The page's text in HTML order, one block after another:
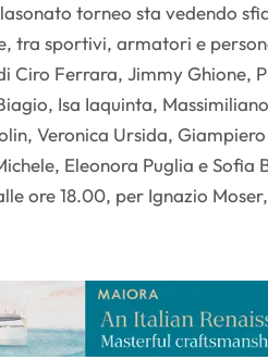
torneo sta vedendo
tra sportivi, armatori e
Ciro Ferrara, Jimmy Ghione,
Isa Iaquinta,
Veronica Ursida,
Eleonora Puglia e Sofia
ore 18.00, per Ignazio